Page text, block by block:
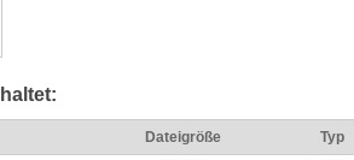
Dateigröße Typ